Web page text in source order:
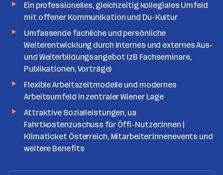
Ein professionelles, gleichzeitig kollegiales Umfeld
mit offener Kommunikation und Du-Kultur
Umfassende fachliche und persönliche
Weiterentwicklung durch internes und externes Aus-
und Weiterbildungsangebot (zB Fachseminare,
Publikationen, Vorträge)
Flexible Arbeitszeitmodelle und modernes
Arbeitsumfeld in zentraler Wiener Lage
Attraktive Sozialleistungen, ua
Fahrtkostenzuschuss für Öffi-Nutzer:innen |
Klimaticket Österreich, Mitarbeiter:innenevents und
weitere Benefits